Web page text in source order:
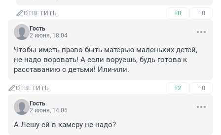
ОТВЕТИТЬ +0 –0
Гость
2 июня, 18:04
Чтобы иметь право быть матерью маленьких детей,
не надо воровать! А если воруешь, будь готова к
расставанию с детьми! Или-или.
ОТВЕТИТЬ +2 –0
Гость
2 июня, 14:06
А Лешу ей в камеру не надо?